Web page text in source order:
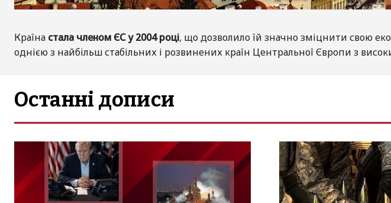
Країна стала членом ЄС у 2004 році, що дозволило їй значно зміцнити свою
однією з найбільш стабільних і розвинених країн Центральної Європи з
Останні дописи